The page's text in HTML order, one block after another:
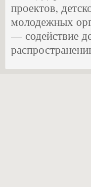
проектов,
молодежных
— содействие